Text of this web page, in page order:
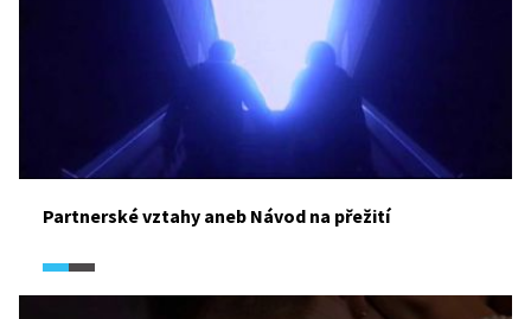
Partnerské vztahy aneb Návod na přežití